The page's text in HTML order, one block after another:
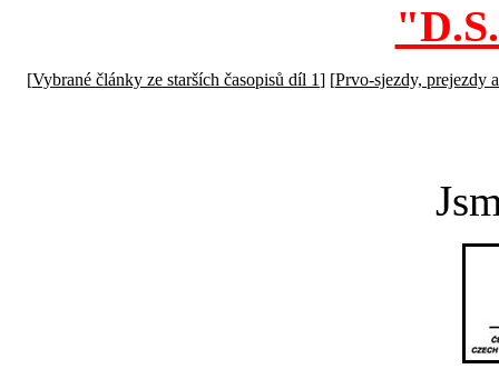
[Vybrané články ze starších časopisů díl 1] [Prvo-sjezdy, prejezdy